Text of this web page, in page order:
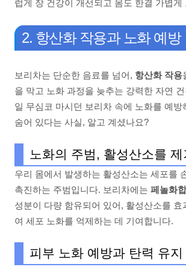
럽게 장 건강이 개선되고 몸도 한결 가볍게
2. 항산화 작용과 노화 예방
보리차는 단순한 음료를 넘어, 항산화 작용
을 막고 노화 과정을 늦추는 강력한 자연
일 무심코 마시던 보리차 속에 노화를 예방
숨어 있다는 사실, 알고 계셨나요?
노화의 주범, 활성산소를 제
우리 몸에서 발생하는 활성산소는 세포를
촉진하는 주범입니다. 보리차에는 페놀화
성분이 다량 함유되어 있어, 활성산소를 효
여 세포 노화를 억제하는 데 기여합니다.
피부 노화 예방과 탄력 유지